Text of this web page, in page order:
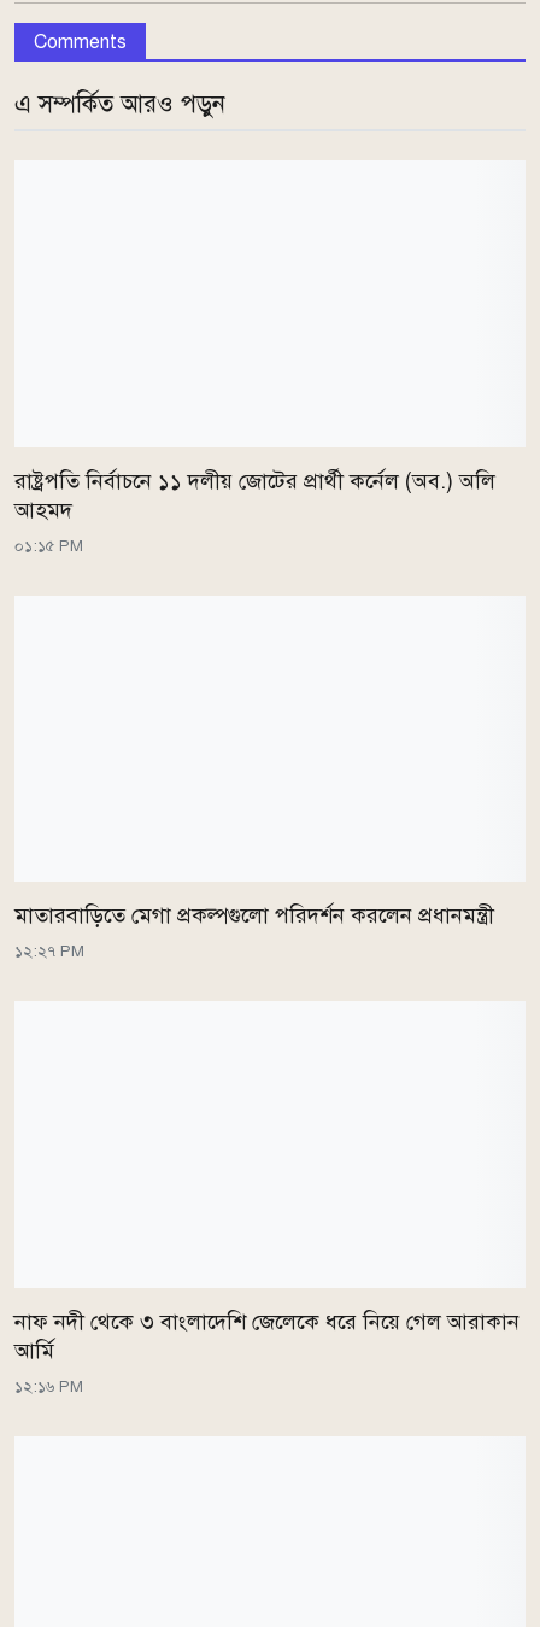
Comments
এ সম্পর্কিত আরও পড়ুন
রাষ্ট্রপতি নির্বাচনে ১১ দলীয় জোটের প্রার্থী কর্নেল (অব.) অলি
আহমদ
০১:১৫ PM
মাতারবাড়িতে মেগা প্রকল্পগুলো পরিদর্শন করলেন প্রধানমন্ত্রী
১২:২৭ PM
নাফ নদী থেকে ৩ বাংলাদেশি জেলেকে ধরে নিয়ে গেল আরাকান
আর্মি
১২:১৬ PM